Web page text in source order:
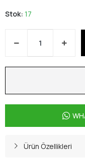
Stok: 17
Ürün Özellikleri